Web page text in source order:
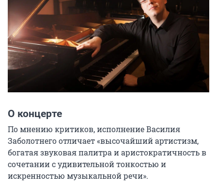
О концерте
По мнению критиков, исполнение Василия
Заболотнего отличает «высочайший артистизм,
богатая звуковая палитра и аристократичность в
сочетании с удивительной тонкостью и
искренностью музыкальной речи».